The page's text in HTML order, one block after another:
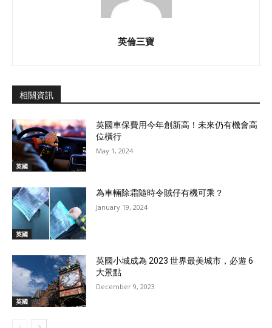
英倫三寶
相關資訊
英國
英國車保費用今年創新高！未來仍有機會高
位橫行
May 1, 2024
英國
為車輛除霜隨時令賊仔有機可乘？
January 19, 2024
英國
英國小城成為 2023 世界最美城市，必遊 6
大景點
December 9, 2023